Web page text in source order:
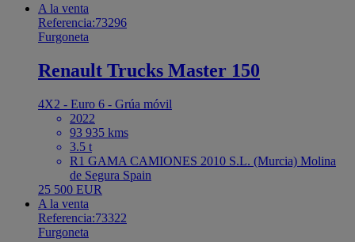
A la venta
Referencia:73296
Furgoneta
Renault Trucks Master 150
4X2 - Euro 6 - Grúa móvil
2022
93 935 kms
3.5 t
R1 GAMA CAMIONES 2010 S.L. (Murcia) Molina
de Segura Spain
25 500 EUR
A la venta
Referencia:73322
Furgoneta